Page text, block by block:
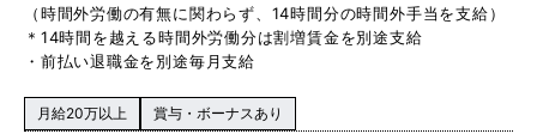
（時間外労働の有無に関わらず、14時間分の時間外手当を支給）
＊14時間を越える時間外労働分は割増賃金を別途支給
・前払い退職金を別途毎月支給
月給20万以上 賞与・ボーナスあり